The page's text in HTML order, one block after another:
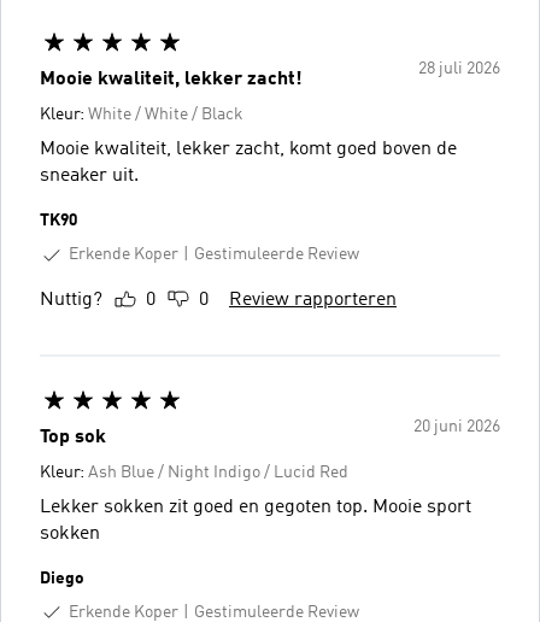
28 juli 2026
Mooie kwaliteit, lekker zacht!
Kleur: White / White / Black
Mooie kwaliteit, lekker zacht, komt goed boven de
sneaker uit.
TK90
Erkende Koper
Gestimuleerde Review
Nuttig? 0 0 Review rapporteren
20 juni 2026
Top sok
Kleur: Ash Blue / Night Indigo / Lucid Red
Lekker sokken zit goed en gegoten top. Mooie sport
sokken
Diego
Erkende Koper
Gestimuleerde Review